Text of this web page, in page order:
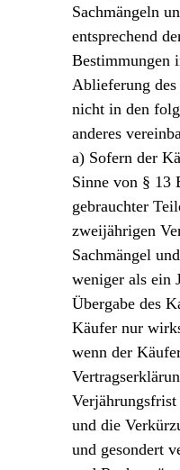
Sachmängeln
entsprechend
Bestimmungen
Ablieferung des
nicht in den
anderes
a) Sofern der
Sinne von § 13
gebrauchter
zweijährigen
Sachmängel
weniger als ein
Übergabe des
Käufer nur
wenn der
und die
und gesondert